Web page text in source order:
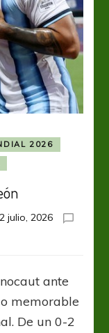
2026
julio, 2026
ante
memorable
De un 0-2